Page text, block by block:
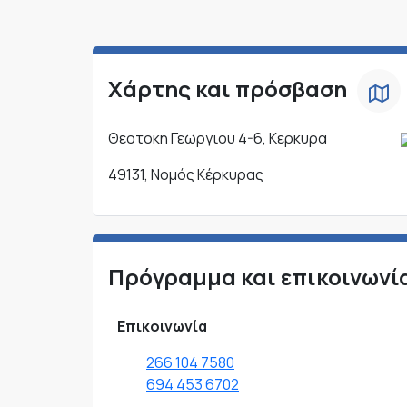
Χάρτης και πρόσβαση
Θεοτοκη Γεωργιου 4-6, Κερκυρα
49131, Νομός Κέρκυρας
Πρόγραμμα και
Επικοινωνία
266 104 7580
694 453 6702